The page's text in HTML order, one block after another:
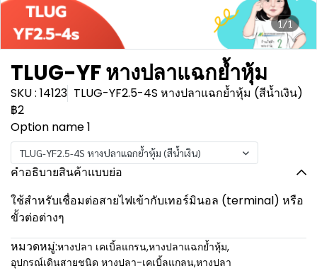
1/1
TLUG-YF หางปลาแฉกย้ำหุ้ม
SKU : 14123 TLUG-YF2.5-4S หางปลาแฉกย้ำหุ้ม (สีน้ำเงิน)
฿2
Option name 1
TLUG-YF2.5-4S หางปลาแฉกย้ำหุ้ม (สีน้ำเงิน)
คำอธิบายสินค้าแบบย่อ
ใช้สำหรับเชื่อมต่อสายไฟเข้ากับเทอร์มินอล (terminal) หรือ
ขั้วต่อต่างๆ
หมวดหมู่:หางปลา เคเบิ้ลแกรน,หางปลาแฉกย้ำหุ้ม,
อุปกรณ์เดินสายชนิด หางปลา-เคเบิ้ลแกลน,หางปลา